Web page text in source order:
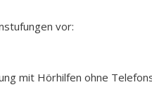
vor:
mit Hörhilfen ohne